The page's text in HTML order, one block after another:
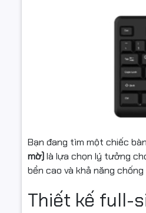
Bạn đang tìm một chiếc
mờ)là lựa chọn lý tưởng
bền cao và khả năng
Thiết kế full-